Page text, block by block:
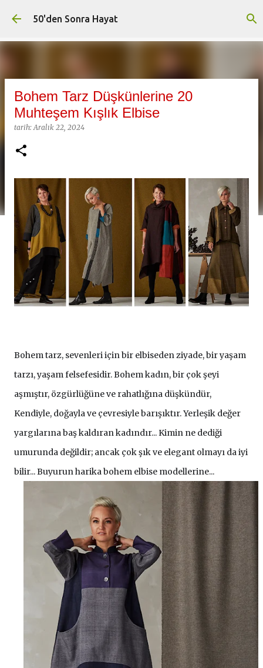
Ana içeriğe atla
50'den Sonra Hayat
Bohem Tarz Düşkünlerine 20
Muhteşem Kışlık Elbise
tarih:Aralık 22, 2024
Bohem tarz, sevenleri için bir elbiseden ziyade, bir yaşam
tarzı, yaşam felsefesidir. Bohem kadın, bir çok şeyi
aşmıştır, özgürlüğüne ve rahatlığına düşkündür,
Kendiyle, doğayla ve çevresiyle barışıktır. Yerleşik değer
yargılarına baş kaldıran kadındır... Kimin ne dediği
umurunda değildir; ancak çok şık ve elegant olmayı da iyi
bilir... Buyurun harika bohem elbise modellerine...